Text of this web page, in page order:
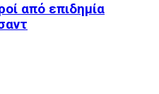
από επιδημία